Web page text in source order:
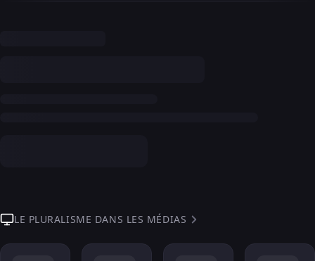
LE PLURALISME DANS LES MÉDIAS